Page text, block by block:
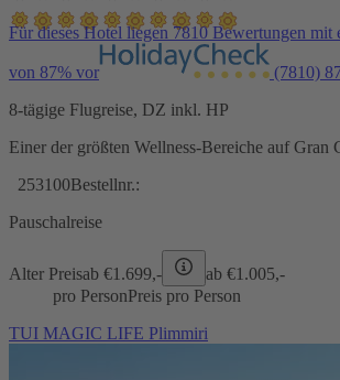
Für dieses Hotel liegen 7810 Bewertungen mit
von 87% vor (7810)
8-tägige Flugreise, DZ inkl. HP
Einer der größten Wellness-Bereiche auf Gran
253100Bestellnr.:
Pauschalreise
Alter Preisab €1.699,- ab €1.005,-
pro PersonPreis pro Person
TUI MAGIC LIFE Plimmiri